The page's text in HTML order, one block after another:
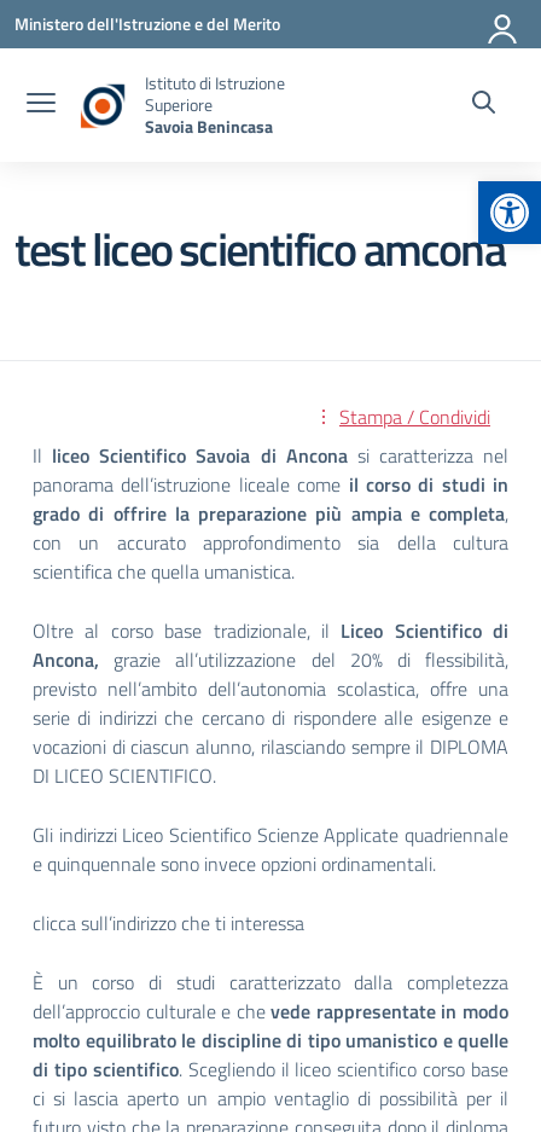
Vai ai contenuti
Vai al menu di navigazione
Vai al footer
Ministero dell'Istruzione e del Merito
Istituto di Istruzione
Superiore
Savoia Benincasa
test liceo scientifico amcona
Stampa / Condividi
Il liceo Scientifico Savoia di Ancona si caratterizza nel
panorama dell’istruzione liceale come il corso di studi in
grado di offrire la preparazione più ampia e completa,
con un accurato approfondimento sia della cultura
scientifica che quella umanistica.
Oltre al corso base tradizionale, il Liceo Scientifico di
Ancona, grazie all’utilizzazione del 20% di flessibilità,
previsto nell’ambito dell’autonomia scolastica, offre una
serie di indirizzi che cercano di rispondere alle esigenze e
vocazioni di ciascun alunno, rilasciando sempre il DIPLOMA
DI LICEO SCIENTIFICO.
Gli indirizzi Liceo Scientifico Scienze Applicate quadriennale
e quinquennale sono invece opzioni ordinamentali.
clicca sull’indirizzo che ti interessa
È un corso di studi caratterizzato dalla completezza
dell’approccio culturale e chevede rappresentate in modo
molto equilibrato le discipline di tipo umanistico e quelle
di tipo scientifico. Scegliendo il liceo scientifico corso base
ci si lascia aperto un ampio ventaglio di possibilità per il